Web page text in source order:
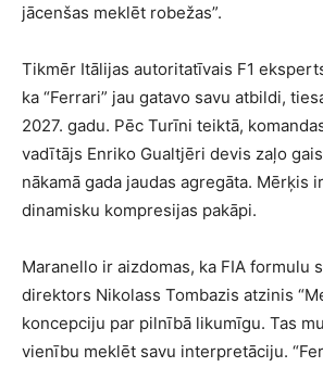
jācenšas meklēt robežas”.
Tikmēr Itālijas autoritatīvais F1
ka “Ferrari” jau gatavo savu atbildi,
2027. gadu. Pēc Turīni teiktā,
vadītājs Enriko Gualtjēri devis zaļo
nākamā gada jaudas agregāta. Mērķis
dinamisku kompresijas pakāpi.
Maranello ir aizdomas, ka FIA formulu
direktors Nikolass Tombazis atzinis
koncepciju par pilnībā likumīgu. Tas
vienību meklēt savu interpretāciju.